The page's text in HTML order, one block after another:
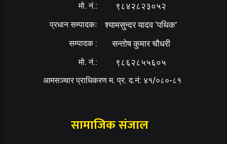
मो. नं.: ९८४२८२३०५२
प्रधान सम्पादकः श्यामसुन्दर यादव ‘पथिक’
सम्पादक : सन्तोष कुमार चौधरी
मो. नं.: ९८६२८५५६०५
आमसञ्चार प्राधिकरण म. प्र. द.नं: ४१/०८०-८१
सामाजिक संजाल